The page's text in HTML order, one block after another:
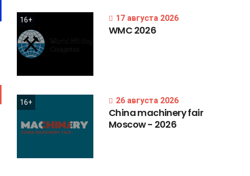
16+ 17 августа 2026
WMC 2026
16+ 26 августа 2026
Chinamachineryfair
Moscow- 2026